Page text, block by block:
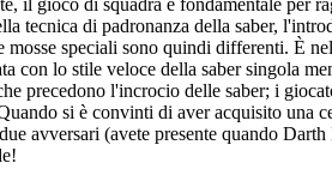
il gioco di squadra è fondamentale
tecnica di padronanza della saber,
speciali sono quindi differenti. È
con lo stile veloce della saber singola
precedono l'incrocio delle saber; i
si è convinti di aver acquisito una
avversari (avete presente quando